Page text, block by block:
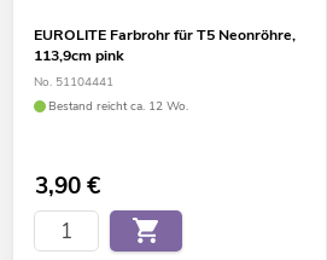
EUROLITE Farbrohr für T5 Neonröhre,
113,9cm pink
No. 51104441
Bestand reicht ca. 12 Wo.
3,90€